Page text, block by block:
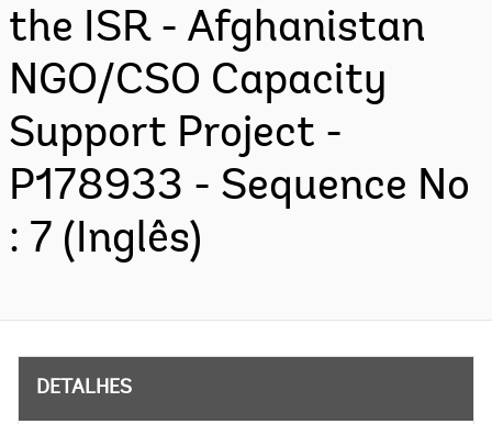
the ISR - Afghanistan
NGO/CSO Capacity
Support Project -
P178933 - Sequence No
: 7 (Inglês)
DETALHES